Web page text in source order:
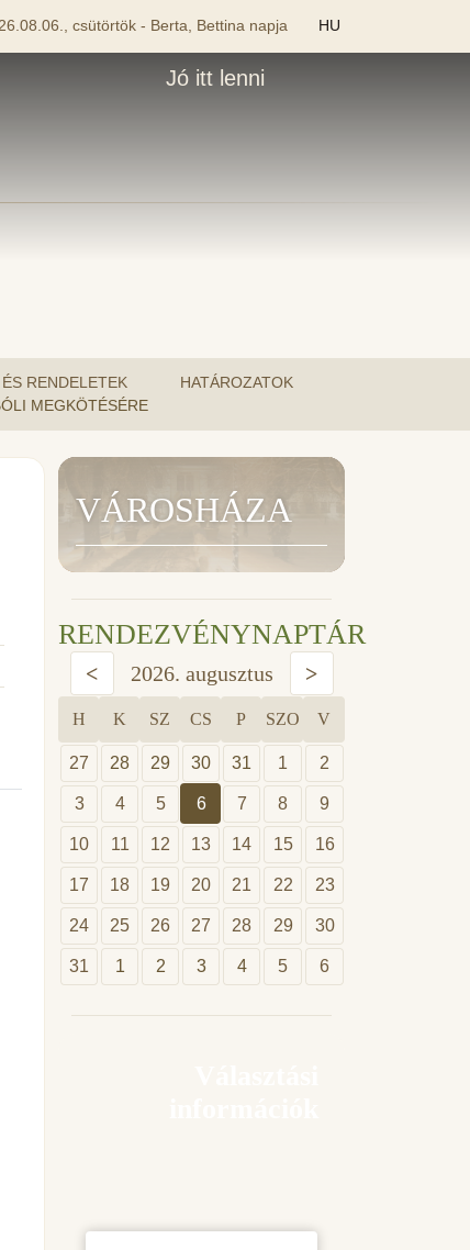
csütörtök - Berta, Bettina napja HU
Jó itt lenni
RENDELETEK
HATÁROZATOK
MEGKÖTÉSÉRE
VÁROSHÁZA
RENDEZVÉNYNAPTÁR
< 2026. augusztus >
H K SZ CS P SZO V
27 28 29 30 31 1 2
3 4 5 6 7 8 9
10 11 12 13 14 15 16
17 18 19 20 21 22 23
24 25 26 27 28 29 30
31 1 2 3 4 5 6